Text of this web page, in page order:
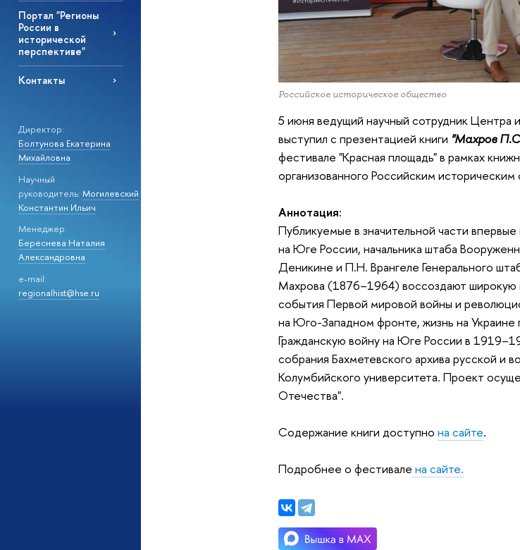
Портал "Регионы
России в
исторической
перспективе"
Контакты
Директор:
Болтунова Екатерина
Михайловна
Научный
руководитель: Могилевский
Константин Ильич
Менеджер:
Береснева Наталия
Александровна
e-mail:
regionalhist@hse.ru
Российское историческое общество
5 июня ведущий научный сотрудник Центра
выступил с презентацией книги "Махров
фестивале "Красная площадь" в рамках
организованного Российским
Аннотация:
Публикуемые в значительной части
на Юге России, начальника штаба
Деникине и П.Н. Врангеле Генерального
Махрова (1876–1964) воссоздают широкую
события Первой мировой войны и
на Юго-Западном фронте, жизнь на
Гражданскую войну на Юге России в
собрания Бахметевского архива русской и
Колумбийского университета. Проект
Отечества".
Содержание книги доступнона сайте.
Подробнее о фестивале на сайте.